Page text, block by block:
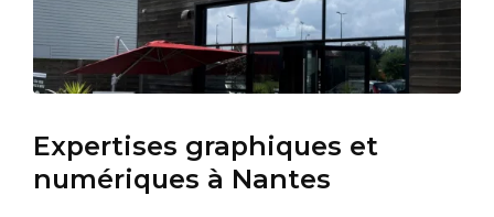
Expertises graphiques et
numériques à Nantes